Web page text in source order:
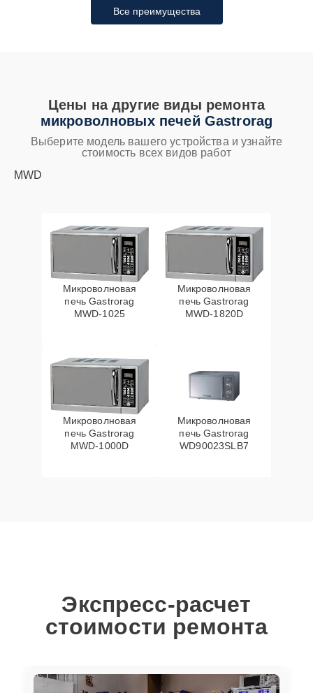
Все преимущества
Цены на другие виды ремонта
микроволновых печей Gastrorag
Выберите модель вашего устройства и узнайте
стоимость всех видов работ
MWD
Микроволновая
печь Gastrorag
MWD-1025
Микроволновая
печь Gastrorag
MWD-1820D
Микроволновая
печь Gastrorag
MWD-1000D
Микроволновая
печь Gastrorag
WD90023SLB7
Экспресс-расчет
стоимости ремонта